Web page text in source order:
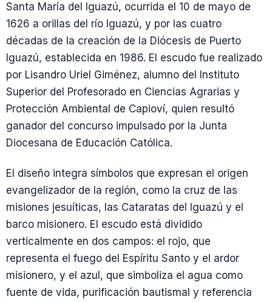
Santa María del Iguazú, ocurrida el 10 de mayo de
1626 a orillas del río Iguazú, y por las cuatro
décadas de la creación de la Diócesis de Puerto
Iguazú, establecida en 1986. El escudo fue realizado
por Lisandro Uriel Giménez, alumno del Instituto
Superior del Profesorado en Ciencias Agrarias y
Protección Ambiental de Capioví, quien resultó
ganador del concurso impulsado por la Junta
Diocesana de Educación Católica.
El diseño integra símbolos que expresan el origen
evangelizador de la región, como la cruz de las
misiones jesuíticas, las Cataratas del Iguazú y el
barco misionero. El escudo está dividido
verticalmente en dos campos: el rojo, que
representa el fuego del Espíritu Santo y el ardor
misionero, y el azul, que simboliza el agua como
fuente de vida, purificación bautismal y referencia